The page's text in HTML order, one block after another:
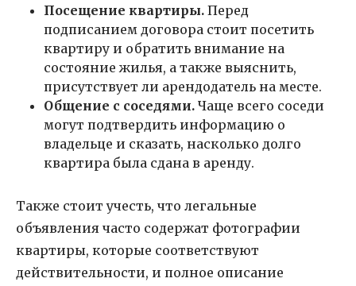
Посещение квартиры. Перед
подписанием договора стоит посетить
квартиру и обратить внимание на
состояние жилья, а также выяснить,
присутствует ли арендодатель на месте.
Общение с соседями. Чаще всего соседи
могут подтвердить информацию о
владельце и сказать, насколько долго
квартира была сдана в аренду.
Также стоит учесть, что легальные
объявления часто содержат фотографии
квартиры, которые соответствуют
действительности, и полное описание